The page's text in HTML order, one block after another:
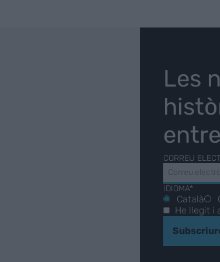
Les
CORREU
IDIOMA*
Català
He llegit i